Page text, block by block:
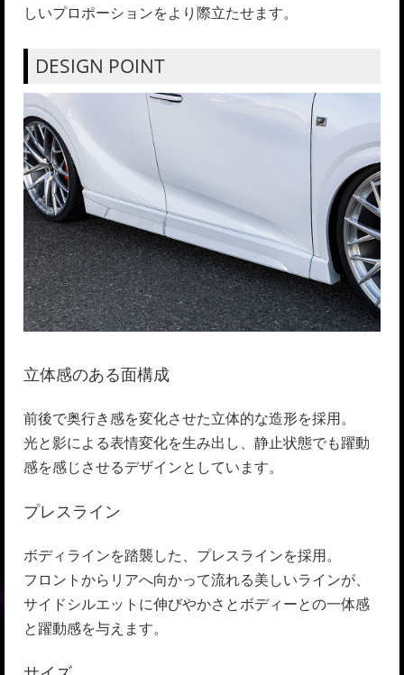
しいプロポーションをより際立たせます。
DESIGN POINT
立体感のある面構成
前後で奥行き感を変化させた立体的な造形を採用。
光と影による表情変化を生み出し、静止状態でも躍動
感を感じさせるデザインとしています。
プレスライン
ボディラインを踏襲した、プレスラインを採用。
フロントからリアへ向かって流れる美しいラインが、
サイドシルエットに伸びやかさとボディーとの一体感
と躍動感を与えます。